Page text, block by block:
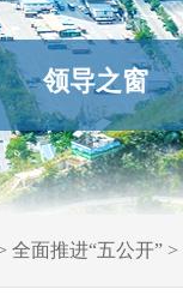
领导之窗
全面推进“五公开” >